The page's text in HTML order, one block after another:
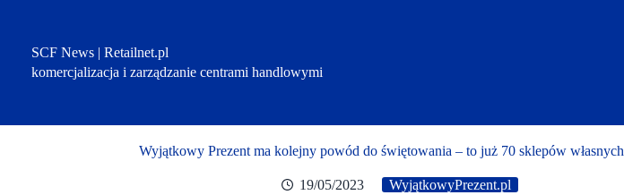
SCF News | Retailnet.pl
komercjalizacja i zarządzanie centrami handlowymi
Wyjątkowy Prezent ma kolejny powód do świętowania – to już 70 sklepów własnych
19/05/2023 WyjątkowyPrezent.pl